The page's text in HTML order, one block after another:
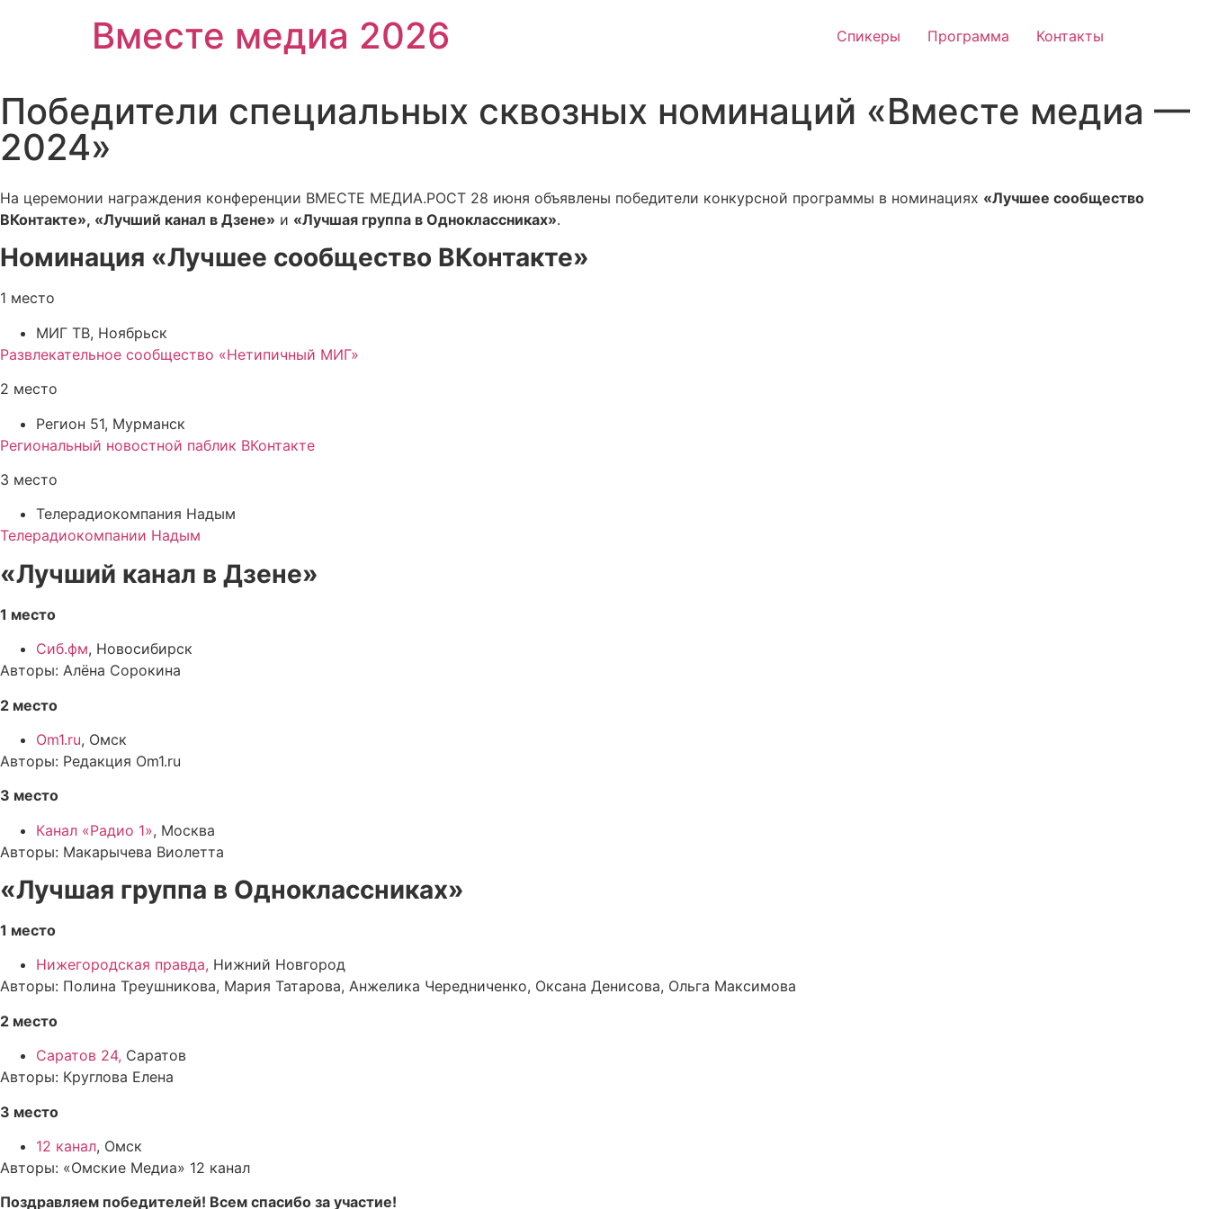
Вместе медиа 2026 Спикеры Программа Контакты
Победители специальных сквозных номинаций «Вместе медиа —
2024»
На церемонии награждения конференции ВМЕСТЕ МЕДИА.РОСТ 28 июня объявлены победители конкурсной программы в номинациях «Лучшее сообщество
ВКонтакте», «Лучший канал в Дзене» и «Лучшая группа в Одноклассниках».
Номинация «Лучшее сообщество ВКонтакте»
1 место
МИГ ТВ, Ноябрьск
Развлекательное сообщество «Нетипичный МИГ»
2 место
Регион 51, Мурманск
Региональный новостной паблик ВКонтакте
3 место
Телерадиокомпания Надым
Телерадиокомпании Надым
«Лучший канал в Дзене»
1 место
Сиб.фм, Новосибирск
Авторы: Алёна Сорокина
2 место
Om1.ru, Омск
Авторы: Редакция Om1.ru
3 место
Канал «Радио 1», Москва
Авторы: Макарычева Виолетта
«Лучшая группа в Одноклассниках»
1 место
Нижегородская правда, Нижний Новгород
Авторы: Полина Треушникова, Мария Татарова, Анжелика Чередниченко, Оксана Денисова, Ольга Максимова
2 место
Саратов 24, Саратов
Авторы: Круглова Елена
3 место
12 канал, Омск
Авторы: «Омские Медиа» 12 канал
Поздравляем победителей! Всем спасибо за участие!